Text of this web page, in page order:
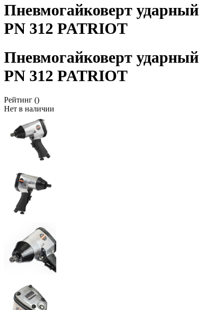
Пневмогайковерт ударный
PN 312 PATRIOT
Пневмогайковерт ударный
PN 312 PATRIOT
Рейтинг ()
Нет в наличии